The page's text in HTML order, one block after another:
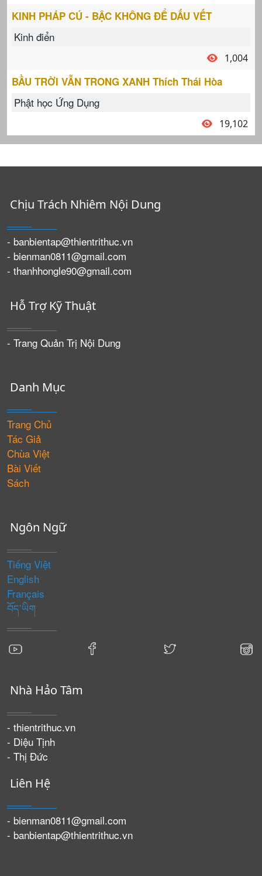
KINH PHÁP CÚ - BẬC KHÔNG ĐỂ DẤU VẾT
Kinh điển
1,004
BẦU TRỜI VẪN TRONG XANH Thích Thái Hòa
Phật học Ứng Dụng
19,102
Chịu Trách Nhiêm Nội Dung
- banbientap@thientrithuc.vn
- bienman0811@gmail.com
- thanhhongle90@gmail.com
Hỗ Trợ Kỹ Thuật
- Trang Quản Trị Nội Dung
Danh Mục
Trang Chủ
Tác Giả
Chùa Việt
Bài Viết
Sách
Ngôn Ngữ
Tiếng Việt
English
Français
བོད་ཡིག
Nhà Hảo Tâm
- thientrithuc.vn
- Diệu Tịnh
- Thị Đức
Liên Hệ
- bienman0811@gmail.com
- banbientap@thientrithuc.vn